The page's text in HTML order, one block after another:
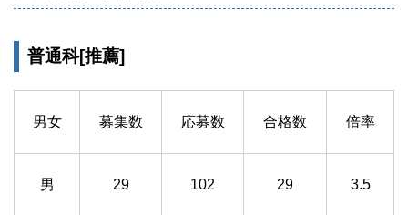
普通科[推薦]
男女 募集数 応募数 合格数 倍率
男 29 102 29 3.5